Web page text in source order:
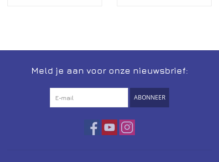
Meld je aan voor onze nieuwsbrief:
ABONNEER